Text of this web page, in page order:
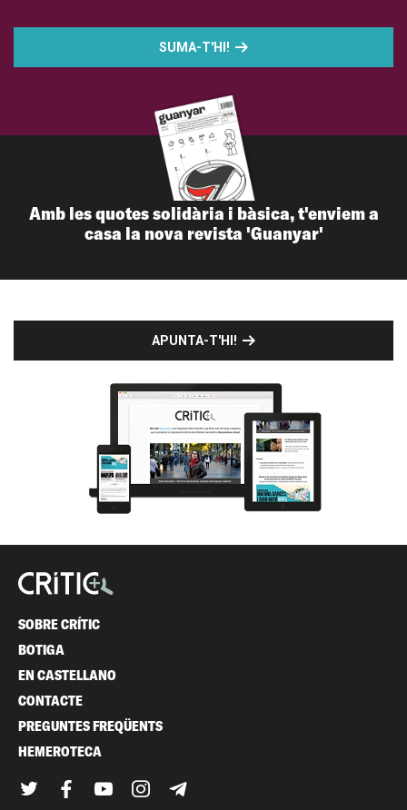
SUMA-T'HI!
Amb les quotes solidària i bàsica, t'enviem a
casa la nova revista 'Guanyar'
APUNTA-T'HI!
SOBRE CRÍTIC
BOTIGA
EN CASTELLANO
CONTACTE
PREGUNTES FREQÜENTS
HEMEROTECA
TwitterFacebook
YouTubeInstagram